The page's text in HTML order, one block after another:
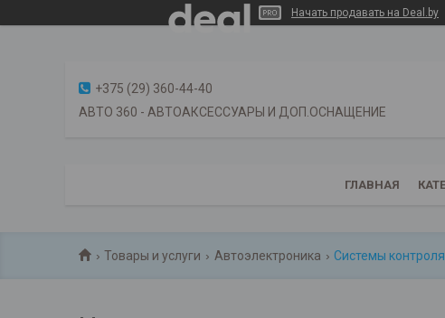
Начать продавать на Deal.by
+375 (29) 360-44-40
АВТО 360 - АВТОАКСЕССУАРЫ И ДОП.ОСНАЩЕНИЕ
ГЛАВНАЯ
Товары и услуги Автоэлектроника Системы